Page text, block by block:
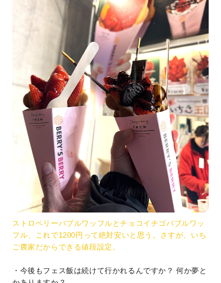
ストロベリーバブルワッフルとチョコイチゴバブルワッ
フル、これで1200円って絶対安いと思う。さすが、いち
ご農家だからできる値段設定。
・今後もフェス飯は続けて行かれるんですか？ 何か夢と